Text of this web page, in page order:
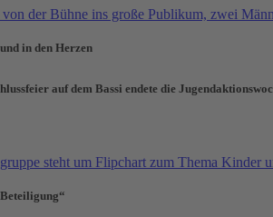
in den Herzen
auf dem Bassi endete die